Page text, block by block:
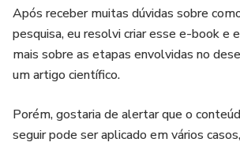
Após receber muitas dúvidas sobre
pesquisa, eu resolvi criar esse e-book e
mais sobre as etapas envolvidas no
um artigo científico.
Porém, gostaria de alertar que o
seguir pode ser aplicado em vários